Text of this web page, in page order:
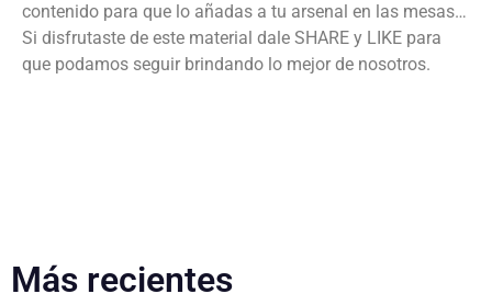
contenido para que lo añadas a tu arsenal en las mesas…
Si disfrutaste de este material dale SHARE y LIKE para
que podamos seguir brindando lo mejor de nosotros.
Más recientes